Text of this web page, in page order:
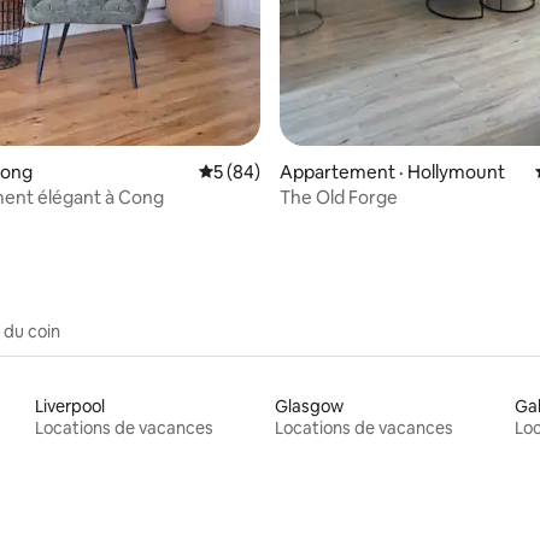
sur 5, 19 commentairesNote moyenne de 5 sur 5, 84
5 (84)
élégant à Cong
Appartement · Hollymount
The Old Forge
coin
Liverpool
Locations de vacances
Glasgow
Locations de vacances